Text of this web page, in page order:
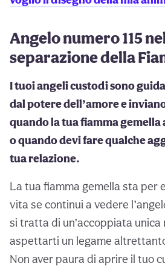
Angelo numero 115
separazione della
I tuoi angeli custodi sono
dal potere dell’amore e
quando la tua fiamma
o quando devi fare qualche
tua relazione.
La tua fiamma gemella sta per
vita se continui a vedere
si tratta di un’accoppiata unica
aspettarti un legame
Non aver paura di aprire il tuo